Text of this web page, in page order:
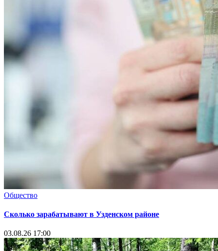
Общество
Сколько зарабатывают в Узденском районе
03.08.26 17:00